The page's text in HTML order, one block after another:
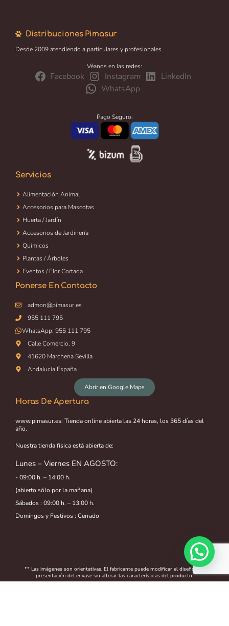
Distribuciones Pimasur
Desde 2009 atendiendo a particulares y profesionales.
Véanos en las redes:
Facebook Instagram
LinkedIn
WhatsApp
Pago Seguro:
Servicios
Alimentación Animal
Accesorios para Mascotas
Huerta / Jardín
Accesorios de Jardinería
Químicos
Plantas / Árboles
Eventos / Flor Cortada
Ponerse En Contacto
admon@pimasur.es
955 111 795
WhatsApp: 955 111 795
Calle Comercio, 9
41620 Marchena Sevilla
Andalucía España
Abrir en Google Maps
Horas De Apertura
www.pimasur.es: Tienda online abierta las 24 horas, los 365 días del
año.
Nuestra tienda física está abierta de:
Lunes – Viernes EN AGOSTO:
- 09:00 h. – 14:00 h.
(abierto sólo por la mañana)
Sábados : 09:00 h. – 13:00 h.
Domingos y Festivos : Cerrado
** Las imágenes son orientativas. El fabricante puede modificar el diseño o la
presentación del envase sin alterar las características del producto.
incluido
Añadir al carrito